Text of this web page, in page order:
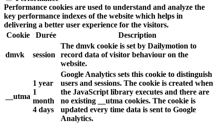
Performance cookies are used to understand and analyze the
key performance indexes of the website which helps in
delivering a better user experience for the visitors.
Cookie
Durée Description
dmvk session
The dmvk cookie is set by Dailymotion to
record data of visitor behaviour on the
website.
__utma
1 year
1
month
4 days
Google Analytics sets this cookie to distinguish
users and sessions. The cookie is created when
the JavaScript library executes and there are
no existing __utma cookies. The cookie is
updated every time data is sent to Google
Analytics.